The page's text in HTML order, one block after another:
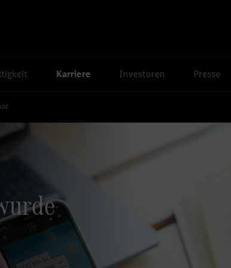
Karriere Investoren Presse